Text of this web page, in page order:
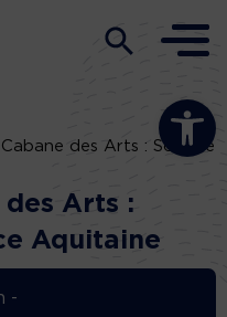
Ouvrir la
des Arts : Société
des Arts :
Aquitaine
-